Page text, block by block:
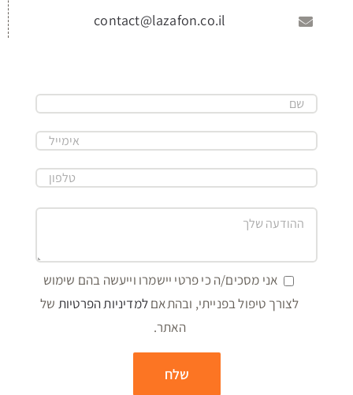
contact@lazafon.co.il
אני מסכים/ה כי פרטי יישמרו וייעשה בהם שימוש
לצורך טיפול בפנייתי, ובהתאםלמדיניות הפרטיות של
האתר.